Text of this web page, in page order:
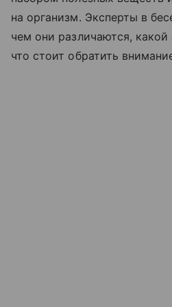
на организм. Эксперты в
чем они различаются, какой
что стоит обратить